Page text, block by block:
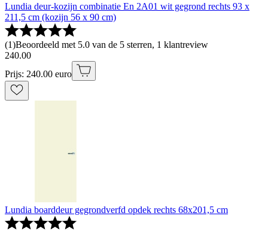
Lundia deur-kozijn combinatie En 2A01 wit gegrond rechts 93 x
211,5 cm (kozijn 56 x 90 cm)
(1)Beoordeeld met 5.0 van de 5 sterren, 1 klantreview
240.00
Prijs: 240.00 euro
Lundia boarddeur gegrondverfd opdek rechts 68x201,5 cm